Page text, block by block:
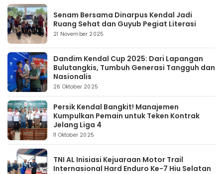
Senam Bersama Dinarpus Kendal Jadi
Ruang Sehat dan Guyub Pegiat Literasi
21 November 2025
Dandim Kendal Cup 2025: Dari Lapangan
Bulutangkis, Tumbuh Generasi Tangguh dan
Nasionalis
26 Oktober 2025
Persik Kendal Bangkit! Manajemen
Kumpulkan Pemain untuk Teken Kontrak
Jelang Liga 4
11 Oktober 2025
TNI AL Inisiasi Kejuaraan Motor Trail
Internasional Hard Enduro Ke-7 Hiu Selatan